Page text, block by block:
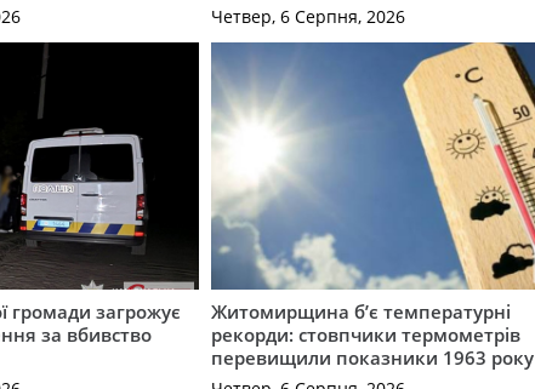
Четвер, 6 Серпня, 2026
громади загрожує
за вбивство
Житомирщина б’є температурні
рекорди: стовпчики термометрів
перевищили показники 1963 року